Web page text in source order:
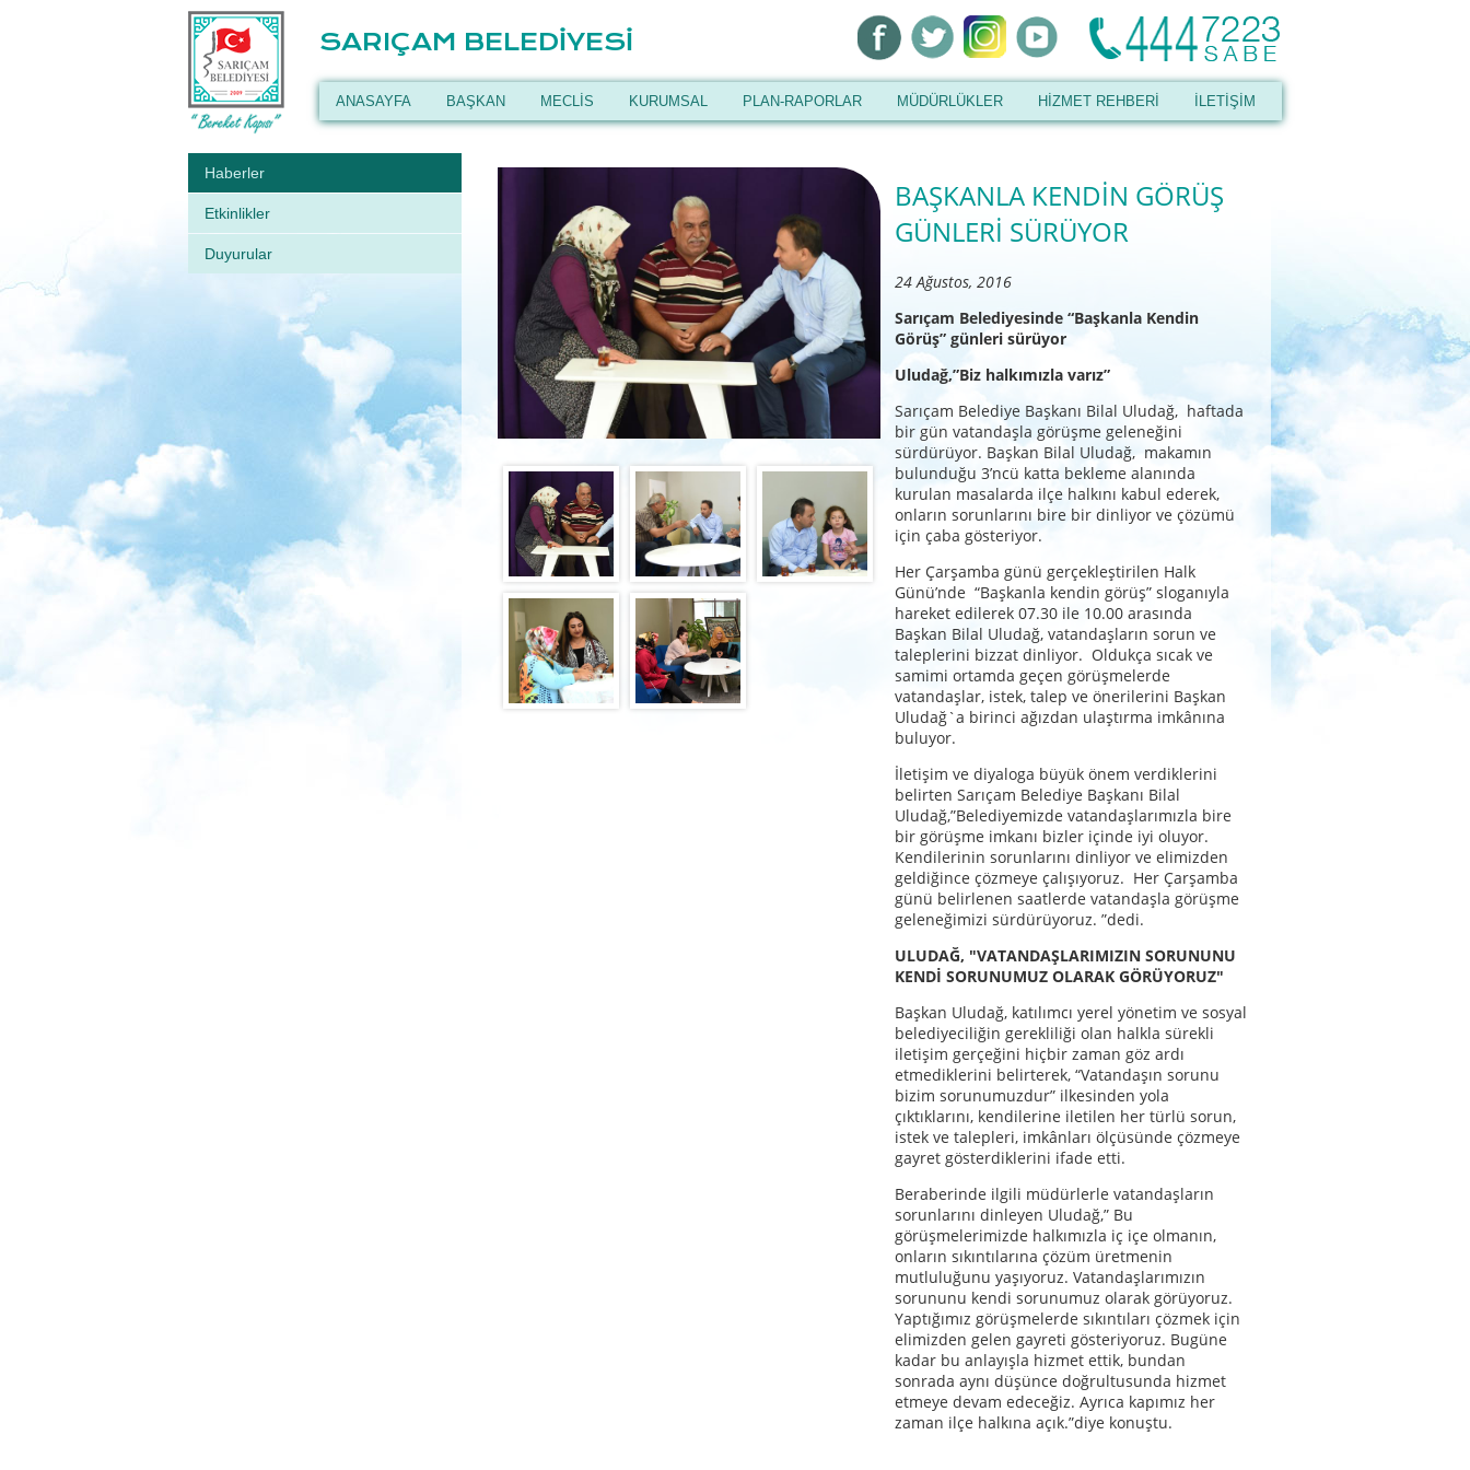
SARIÇAM BELEDİYESİ
ANASAYFA BAŞKAN MECLİS KURUMSAL PLAN-RAPORLAR MÜDÜRLÜKLER HİZMET REHBERİ İLETİŞİM
Haberler
Etkinlikler
Duyurular
BAŞKANLA KENDİN GÖRÜŞ
GÜNLERİ SÜRÜYOR
24 Ağustos, 2016
Sarıçam Belediyesinde “Başkanla Kendin
Görüş” günleri sürüyor
Uludağ,”Biz halkımızla varız”
Sarıçam Belediye Başkanı Bilal Uludağ, haftada
bir gün vatandaşla görüşme geleneğini
sürdürüyor. Başkan Bilal Uludağ, makamın
bulunduğu 3’ncü katta bekleme alanında
kurulan masalarda ilçe halkını kabul ederek,
onların sorunlarını bire bir dinliyor ve çözümü
için çaba gösteriyor.
Her Çarşamba günü gerçekleştirilen Halk
Günü’nde “Başkanla kendin görüş” sloganıyla
hareket edilerek 07.30 ile 10.00 arasında
Başkan Bilal Uludağ, vatandaşların sorun ve
taleplerini bizzat dinliyor. Oldukça sıcak ve
samimi ortamda geçen görüşmelerde
vatandaşlar, istek, talep ve önerilerini Başkan
Uludağ`a birinci ağızdan ulaştırma imkânına
buluyor.
İletişim ve diyaloga büyük önem verdiklerini
belirten Sarıçam Belediye Başkanı Bilal
Uludağ,”Belediyemizde vatandaşlarımızla bire
bir görüşme imkanı bizler içinde iyi oluyor.
Kendilerinin sorunlarını dinliyor ve elimizden
geldiğince çözmeye çalışıyoruz. Her Çarşamba
günü belirlenen saatlerde vatandaşla görüşme
geleneğimizi sürdürüyoruz. ”dedi.
ULUDAĞ, "VATANDAŞLARIMIZIN SORUNUNU
KENDİ SORUNUMUZ OLARAK GÖRÜYORUZ"
Başkan Uludağ, katılımcı yerel yönetim ve sosyal
belediyeciliğin gerekliliği olan halkla sürekli
iletişim gerçeğini hiçbir zaman göz ardı
etmediklerini belirterek, “Vatandaşın sorunu
bizim sorunumuzdur” ilkesinden yola
çıktıklarını, kendilerine iletilen her türlü sorun,
istek ve talepleri, imkânları ölçüsünde çözmeye
gayret gösterdiklerini ifade etti.
Beraberinde ilgili müdürlerle vatandaşların
sorunlarını dinleyen Uludağ,” Bu
görüşmelerimizde halkımızla iç içe olmanın,
onların sıkıntılarına çözüm üretmenin
mutluluğunu yaşıyoruz. Vatandaşlarımızın
sorununu kendi sorunumuz olarak görüyoruz.
Yaptığımız görüşmelerde sıkıntıları çözmek için
elimizden gelen gayreti gösteriyoruz. Bugüne
kadar bu anlayışla hizmet ettik, bundan
sonrada aynı düşünce doğrultusunda hizmet
etmeye devam edeceğiz. Ayrıca kapımız her
zaman ilçe halkına açık.”diye konuştu.